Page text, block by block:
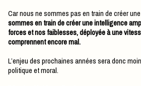
Car nous ne sommes pas en train de créer
sommes en train de créer une intelligence
forces et nos faiblesses, déployée à une
comprennent encore mal.
L’enjeu des prochaines années sera donc
politique et moral.